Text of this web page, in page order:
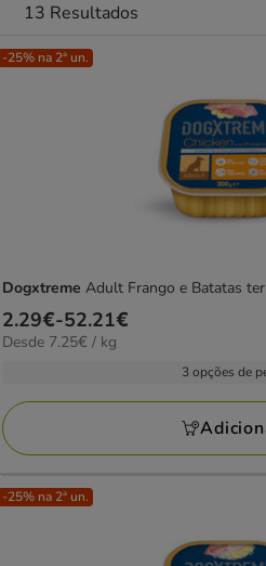
13 Resultados
-25% na 2ª un.
Dogxtreme Adult Frango e Batatas
Preço
de
52.21€
2.29€-52.21€
7.25€
Desde 7.25€ / kg
3 opções de
-25% na 2ª un.